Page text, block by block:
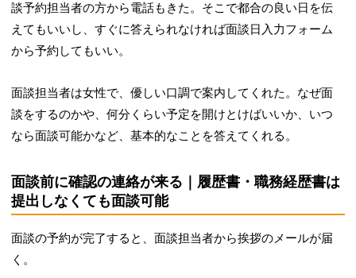
談予約担当者の方から電話もきた。そこで都合の良い日を伝
えてもいいし、すぐに答えられなければ面談日入力フォーム
から予約してもいい。
面談担当者は女性で、優しい口調で案内してくれた。なぜ面
談をするのかや、何分くらい予定を開けとけばいいか、いつ
なら面談可能かなど、基本的なことを答えてくれる。
面談前に確認の連絡が来る｜履歴書・職務経歴書は
提出しなくても面談可能
面談の予約が完了すると、面談担当者から挨拶のメールが届
く。